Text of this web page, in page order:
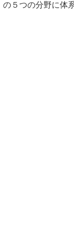
の５つの分野に体